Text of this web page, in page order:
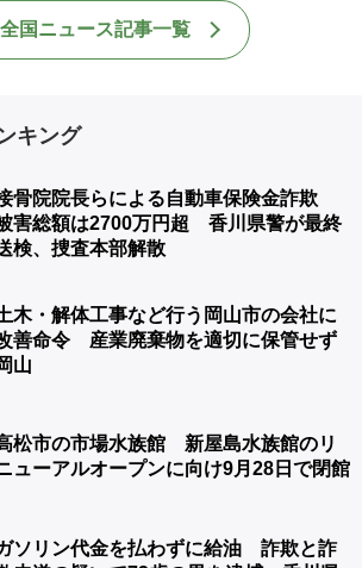
全国ニュース記事一覧
キング
骨院院長らによる自動車保険金詐欺
害総額は2700万円超 香川県警が最終
検、捜査本部解散
木・解体工事など行う岡山市の会社に
善命令 産業廃棄物を適切に保管せず
山
松市の市場水族館 新屋島水族館のリ
ューアルオープンに向け9月28日で閉館
ソリン代金を払わずに給油 詐欺と詐